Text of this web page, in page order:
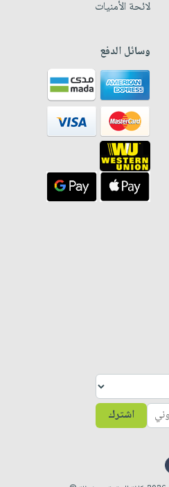
لائحة الأمنيات
وسائل الدفع
اشترك